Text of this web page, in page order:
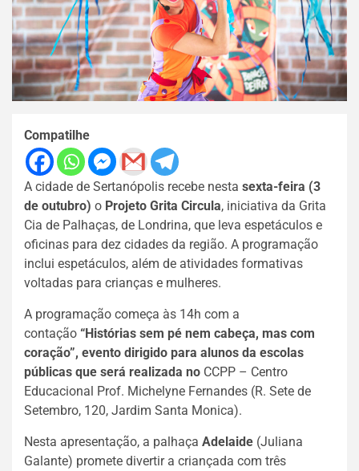
Compatilhe
A cidade de Sertanópolis recebe nesta sexta-feira (3
de outubro) o Projeto Grita Circula, iniciativa da Grita
Cia de Palhaças, de Londrina, que leva espetáculos e
oficinas para dez cidades da região. A programação
inclui espetáculos, além de atividades formativas
voltadas para crianças e mulheres.
A programação começa às 14h com a
contação “Histórias sem pé nem cabeça, mas com
coração”, evento dirigido para alunos da escolas
públicas que será realizada no CCPP – Centro
Educacional Prof. Michelyne Fernandes (R. Sete de
Setembro, 120, Jardim Santa Monica).
Nesta apresentação, a palhaça Adelaide (Juliana
Galante) promete divertir a criançada com três